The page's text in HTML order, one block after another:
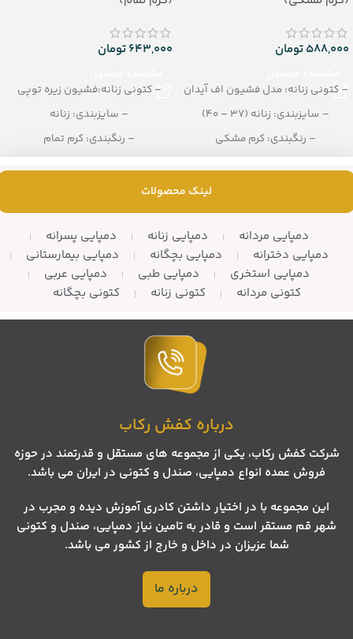
588,000تومان
– کتونی زنانه: مدل فشیون اف آیدان
– سایزبندی: زنانه (37 – 40)
– رنگبندی: کرم مشکی
643,000تومان
– کتونی زنانه:فشیون زیره توپی
– سایزبندی: زنانه
– رنگبندی: کرم تمام
لینک محصولات
دمپایی مردانه دمپایی زنانه
دمپایی پسرانه
دمپایی دخترانه
دمپایی بچگانه
دمپایی بیمارستانی
دمپایی استخری
دمپایی طبی
دمپایی عربی
کتونی مردانه
کتونی زنانه کتونی بچگانه
درباره کفش رکاب
شرکت کفش رکاب، یکی از مجموعه های مستقل و قدرتمند در حوزه
فروش عمده انواع دمپایی، صندل و کتونی در ایران می باشد.
این مجموعه با در اختیار داشتن کادری آموزش دیده و مجرب در
شهر قم مستقر است و قادر به تامین نیاز دمپایی، صندل و کتونی
شما عزیزان در داخل و خارج از کشور می باشد.
درباره ما